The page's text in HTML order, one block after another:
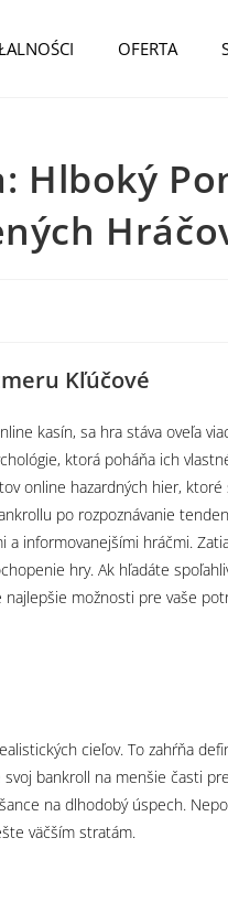
OFERTA
Hlboký
Kľúčové
kasín, sa hra stáva oveľa
ktorá poháňa ich
online hazardných hier,
po rozpoznávanie
informovanejšími hráčmi.
hry. Ak hľadáte
najlepšie možnosti pre vaše
cieľov. To zahŕňa
bankroll na menšie časti
na dlhodobý úspech.
väčším stratám.